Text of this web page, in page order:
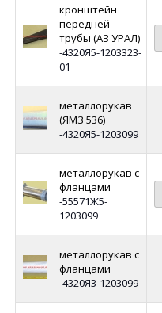
кронштейн
передней
трубы (АЗ УРАЛ)
-4320Я5-1203323-
01
металлорукав
(ЯМЗ 536)
-4320Я5-1203099
металлорукав с
фланцами
-55571Ж5-
1203099
металлорукав с
фланцами
-4320Я3-1203099